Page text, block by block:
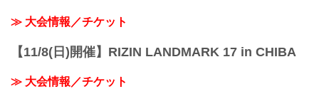
≫ 大会情報／チケット
【11/8(日)開催】RIZIN LANDMARK 17 in CHIBA
≫ 大会情報／チケット